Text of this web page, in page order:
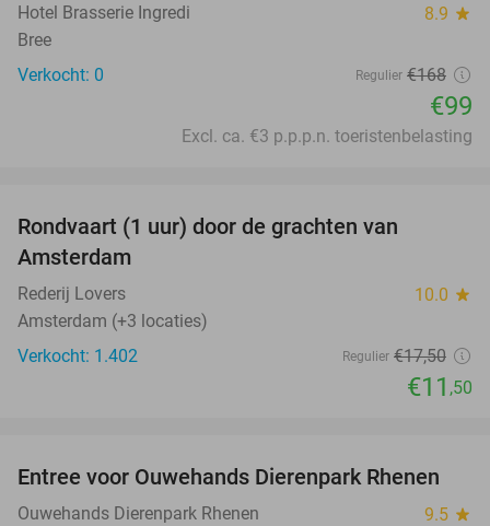
Hotel Brasserie Ingredi 8.9 star
Bree
Verkocht: 0
Regulier €168
€99
Excl. ca. €3 p.p.p.n. toeristenbelasting
Rondvaart (1 uur) door de grachten van
Amsterdam
Rederij Lovers 10.0 star
Amsterdam (+3 locaties)
Verkocht: 1.402
Regulier €17,50
€11 ,50
19%
Entree voor Ouwehands Dierenpark Rhenen
Ouwehands Dierenpark Rhenen 9.5 star